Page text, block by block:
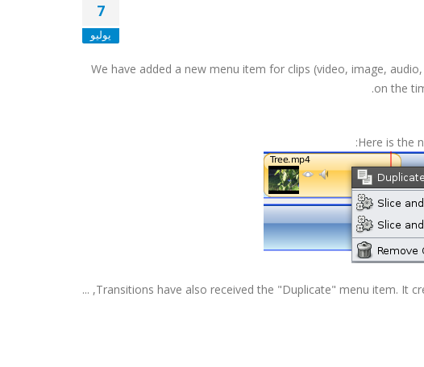
7
يوليو
We have added a new menu item for clips (video, image,
on the
Here is the
Transitions have also received the "Duplicate" menu item. It